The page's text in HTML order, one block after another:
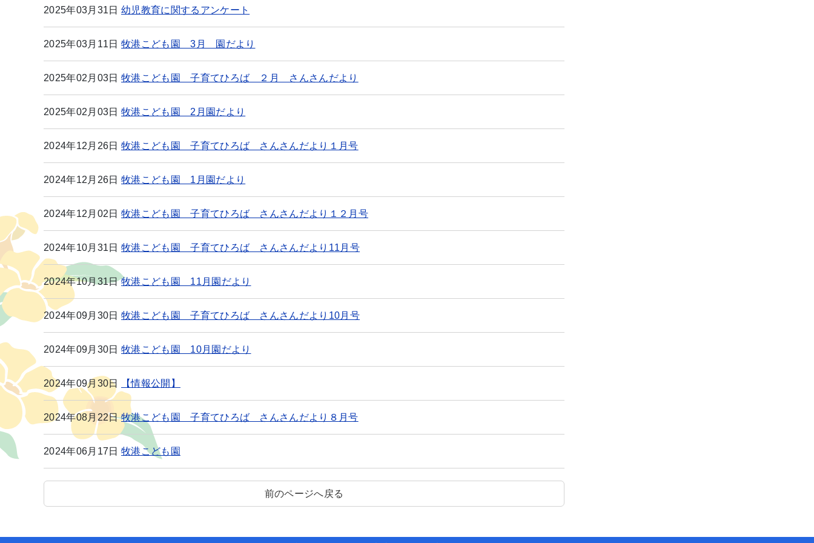
2025年03月31日 幼児教育に関するアンケート
2025年03月11日 牧港こども園 3月 園だより
2025年02月03日 牧港こども園 子育てひろば ２月 さんさんだより
2025年02月03日 牧港こども園 2月園だより
2024年12月26日 牧港こども園 子育てひろば さんさんだより１月号
2024年12月26日 牧港こども園 1月園だより
2024年12月02日 牧港こども園 子育てひろば さんさんだより１２月号
2024年10月31日 牧港こども園 子育てひろば さんさんだより11月号
2024年10月31日 牧港こども園 11月園だより
2024年09月30日 牧港こども園 子育てひろば さんさんだより10月号
2024年09月30日 牧港こども園 10月園だより
2024年09月30日 【情報公開】
2024年08月22日 牧港こども園 子育てひろば さんさんだより８月号
2024年06月17日 牧港こども園
前のページへ戻る